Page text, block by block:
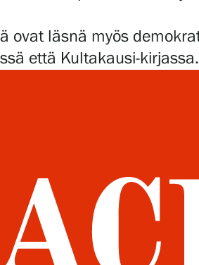
läsnä myös
että Kultakausi-kirjassa.